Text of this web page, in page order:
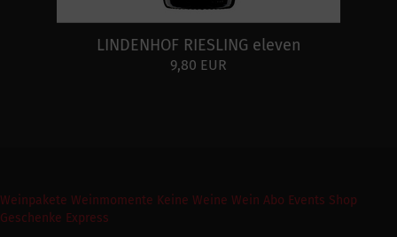
LINDENHOF RIESLING eleven
9,80 EUR
Weinpakete Weinmomente Keine Weine Wein Abo Events Shop
Geschenke Express